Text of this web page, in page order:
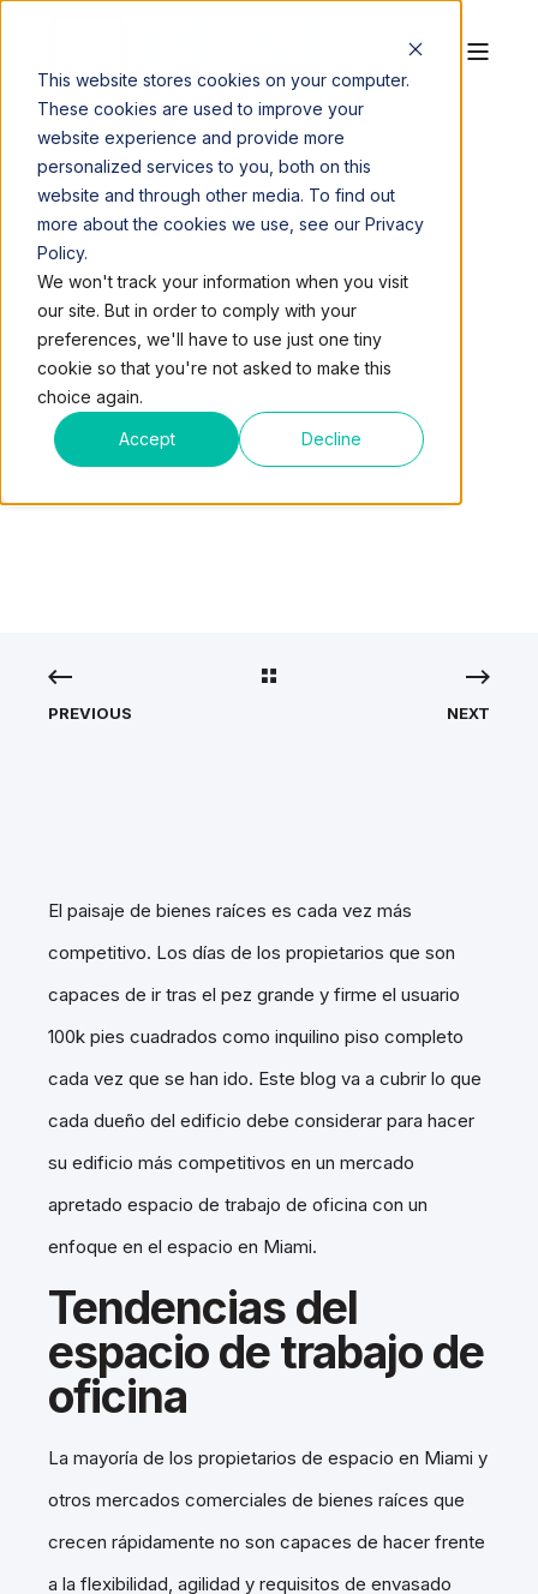
This website stores cookies on your computer.
These cookies are used to improve your
website experience and provide more
personalized services to you, both on this
website and through other media. To find out
more about the cookies we use, see our Privacy
Policy.
We won't track your information when you visit
our site. But in order to comply with your
preferences, we'll have to use just one tiny
cookie so that you're not asked to make this
choice again.
Accept Decline
QUEST WORKSPACES
CÓMO AUMENTAR EL
VALOR DE LA
PROPIEDAD
COMERCIAL?
PREVIOUS NEXT
El paisaje de bienes raíces es cada vez más
competitivo. Los días de los propietarios que son
capaces de ir tras el pez grande y firme el usuario
100k pies cuadrados como inquilino piso completo
cada vez que se han ido. Este blog va a cubrir lo que
cada dueño del edificio debe considerar para hacer
su edificio más competitivos en un mercado
apretado espacio de trabajo de oficina con un
enfoque en el espacio en Miami.
Tendencias del
espacio de trabajo de
oficina
La mayoría de los propietarios de espacio en Miami y
otros mercados comerciales de bienes raíces que
crecen rápidamente no son capaces de hacer frente
a la flexibilidad, agilidad y requisitos de envasado